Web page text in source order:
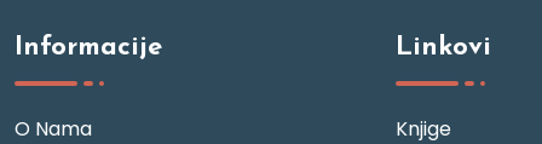
Informacije
O Nama
Linkovi
Knjige